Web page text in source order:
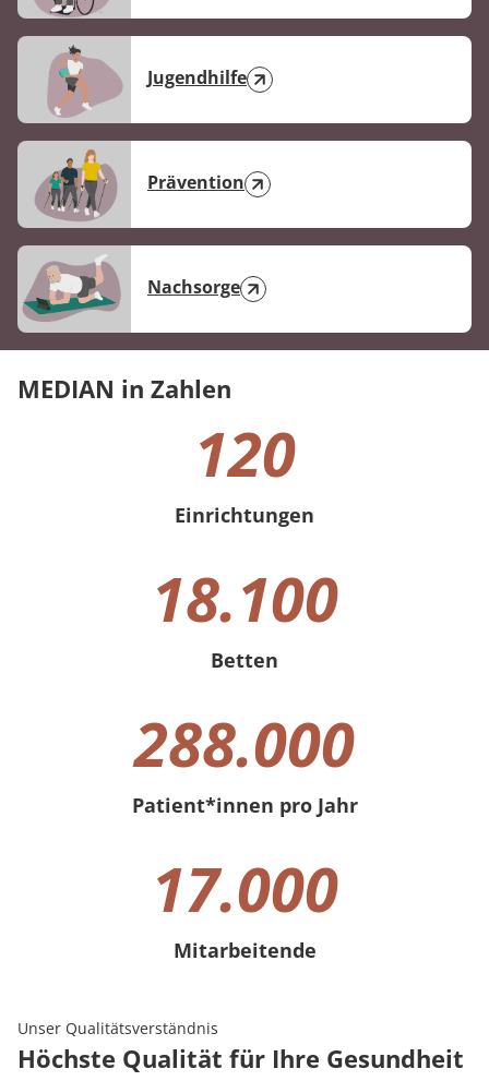
Jugendhilfe
Prävention
Nachsorge
MEDIAN in Zahlen
120
Einrichtungen
18.100
Betten
288.000
Patient*innen pro Jahr
17.000
Mitarbeitende
Unser Qualitätsverständnis
Höchste Qualität für Ihre Gesundheit